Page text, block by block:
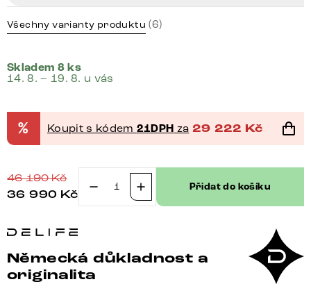
Všechny varianty produktu (6)
Skladem 8 ks
14. 8. – 19. 8. u vás
% Koupit s kódem 21DPH za 29 222 Kč
46 190Kč
36 990 Kč
Čalouněná
cm
mikrovlákno
Přidat do košíku
Německá důkladnost a
originalita